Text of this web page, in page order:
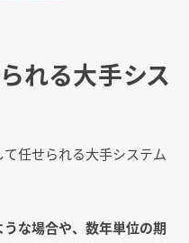
れる大手シス
任せられる大手システム
な場合や、数年単位の期